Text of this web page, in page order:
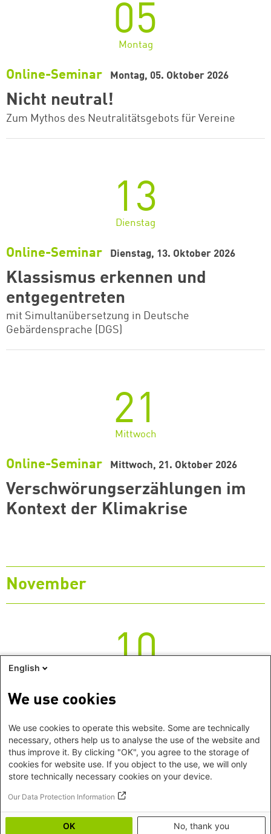
05
Montag
Online-Seminar Montag, 05. Oktober 2026
Nicht neutral!
Zum Mythos des Neutralitätsgebots für Vereine
13
Dienstag
Online-Seminar Dienstag, 13. Oktober 2026
Klassismus erkennen und
entgegentreten
mit Simultanübersetzung in Deutsche
Gebärdensprache (DGS)
21
Mittwoch
Online-Seminar Mittwoch, 21. Oktober 2026
Verschwörungserzählungen im
Kontext der Klimakrise
November
10
Online-Seminar Dienstag, 10. November 2026
Klassismus erkennen und
entgegentreten
Zeige 1 - 5 von 5 Suchergebnissen
©2026 Heinrich-Böll-Stiftung
English
We use cookies
We use cookies to operate this website. Some are technically
necessary, others help us to analyse the use of the website and
thus improve it. By clicking "OK", you agree to the storage of
cookies for website use. If you object to the use, we will only
store technically necessary cookies on your device.
Our Data Protection Information
OK No, thank you